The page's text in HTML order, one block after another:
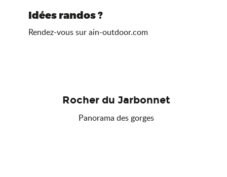
Idées randos ?
Rendez-vous sur ain-outdoor.com
Rocher du Jarbonnet
Panorama des gorges